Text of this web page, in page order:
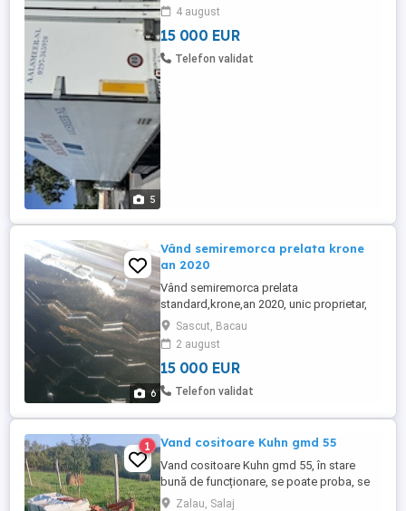
5
Axe liftante ore puține la frigidere
4 august
15 000 EUR
Telefon validat
6
Vând semiremorca prelata krone
an 2020
Vând semiremorca prelata
standard,krone,an 2020, unic proprietar,
cumpărată de noua.axa liftanta, podeaua
perfecta,tavan decopertabil.cauciucuri
80%bune,Abs,cod xl.
Sascut, Bacau
2 august
15 000 EUR
Telefon validat
1 Vand cositoare Kuhn gmd 55
Vand cositoare Kuhn gmd 55, în stare
bună de funcționare, se poate proba, se
poate vedea în Buciumi Sălaj
Zalau, Salaj